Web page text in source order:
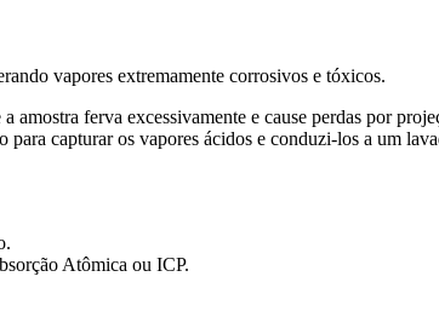
vapores extremamente corrosivos e tóxicos.
ferva excessivamente e cause perdas por
capturar os vapores ácidos e conduzi-los a um
Atômica ou ICP.